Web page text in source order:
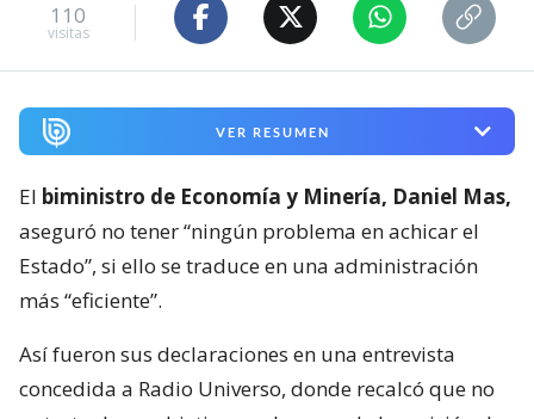
110
visitas
VER RESUMEN
El biministro de Economía y Minería, Daniel Mas,
aseguró no tener “ningún problema en achicar el
Estado”, si ello se traduce en una administración
más “eficiente”.
Así fueron sus declaraciones en una entrevista
concedida a Radio Universo, donde recalcó que no